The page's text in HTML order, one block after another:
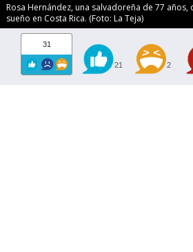
Rosa Hernández, una salvadoreña de 77
sueño en Costa Rica. (Foto: La Teja)
31
21 2